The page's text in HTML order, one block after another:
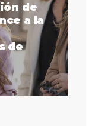
de
a la
de